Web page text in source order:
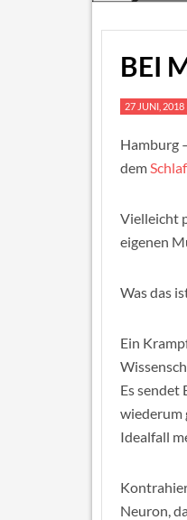
BEI
27 JUNI, 2018
Hamburg
demSchlaf
Vielleicht
eigenen
Was das
Ein
Es sendet
wiederum
Idealfall
Neuron,